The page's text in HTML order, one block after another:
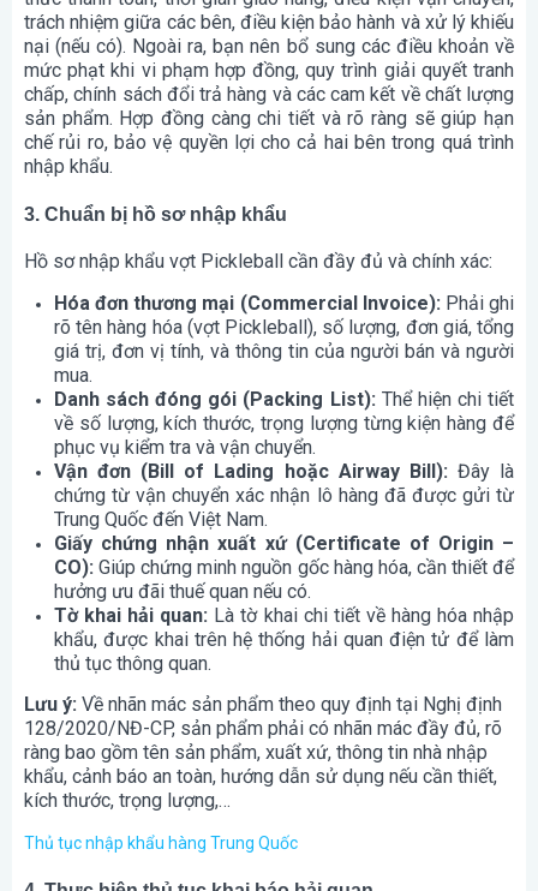
trách nhiệm giữa các bên, điều kiện bảo hành và xử lý khiếu
nại (nếu có). Ngoài ra, bạn nên bổ sung các điều khoản về
mức phạt khi vi phạm hợp đồng, quy trình giải quyết tranh
chấp, chính sách đổi trả hàng và các cam kết về chất lượng
sản phẩm. Hợp đồng càng chi tiết và rõ ràng sẽ giúp hạn
chế rủi ro, bảo vệ quyền lợi cho cả hai bên trong quá trình
nhập khẩu.
3. Chuẩn bị hồ sơ nhập khẩu
Hồ sơ nhập khẩu vợt Pickleball cần đầy đủ và chính xác:
Hóa đơn thương mại (Commercial Invoice): Phải ghi
rõ tên hàng hóa (vợt Pickleball), số lượng, đơn giá, tổng
giá trị, đơn vị tính, và thông tin của người bán và người
mua.
Danh sách đóng gói (Packing List): Thể hiện chi tiết
về số lượng, kích thước, trọng lượng từng kiện hàng để
phục vụ kiểm tra và vận chuyển.
Vận đơn (Bill of Lading hoặc Airway Bill): Đây là
chứng từ vận chuyển xác nhận lô hàng đã được gửi từ
Trung Quốc đến Việt Nam.
Giấy chứng nhận xuất xứ (Certificate of Origin –
CO): Giúp chứng minh nguồn gốc hàng hóa, cần thiết để
hưởng ưu đãi thuế quan nếu có.
Tờ khai hải quan: Là tờ khai chi tiết về hàng hóa nhập
khẩu, được khai trên hệ thống hải quan điện tử để làm
thủ tục thông quan.
Lưu ý: Về nhãn mác sản phẩm theo quy định tại Nghị định
128/2020/NĐ-CP, sản phẩm phải có nhãn mác đầy đủ, rõ
ràng bao gồm tên sản phẩm, xuất xứ, thông tin nhà nhập
khẩu, cảnh báo an toàn, hướng dẫn sử dụng nếu cần thiết,
kích thước, trọng lượng,…
Thủ tục nhập khẩu hàng Trung Quốc